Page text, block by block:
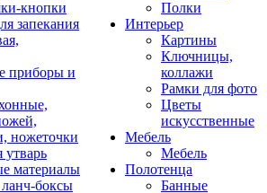
кнопки
запекания
приборы и
ножеточки
утварь
материалы
боксы
Полки
Интерьер
Картины
Ключницы,
коллажи
Рамки для фото
Цветы
искусственные
Мебель
Мебель
Полотенца
Банные